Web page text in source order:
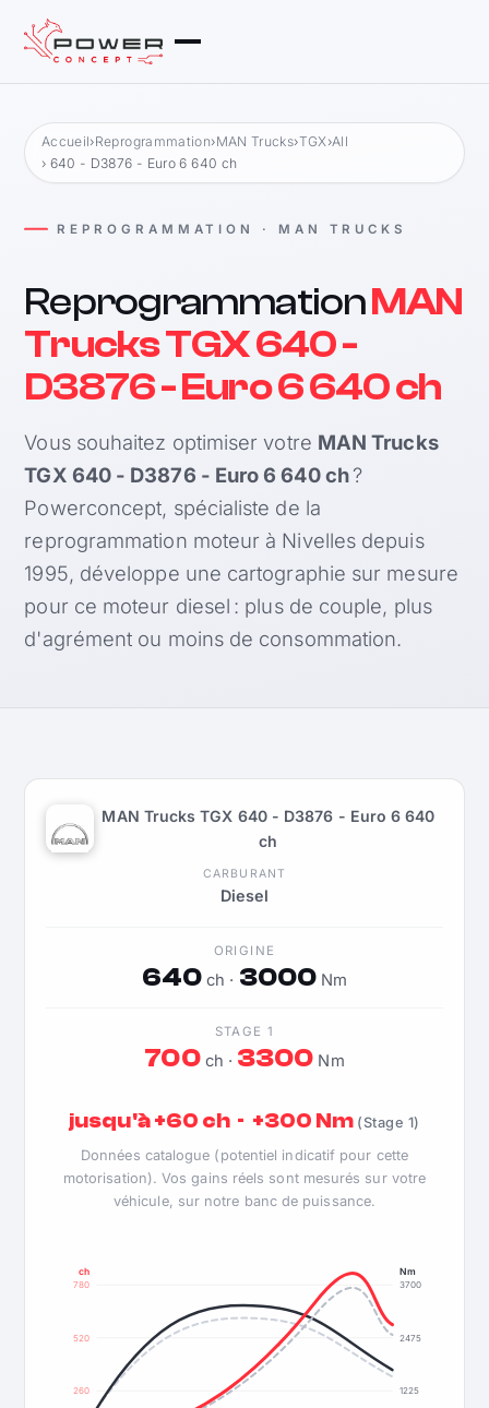
Accueil›Reprogrammation›MAN Trucks›TGX›All
› 640 - D3876 - Euro 6 640 ch
REPROGRAMMATION · MAN TRUCKS
ReprogrammationMAN
Trucks TGX 640 -
D3876 - Euro 6 640 ch
Vous souhaitez optimiser votre MAN Trucks
TGX 640 - D3876 - Euro 6 640 ch?
Powerconcept, spécialiste de la
reprogrammation moteur à Nivelles depuis
1995, développe une cartographie sur mesure
pour ce moteur diesel : plus de couple, plus
d'agrément ou moins de consommation.
MAN Trucks TGX 640 - D3876 - Euro 6 640
ch
CARBURANT
Diesel
ORIGINE
640 ch · 3000Nm
STAGE 1
700ch · 3300 Nm
jusqu'à +60 ch · +300 Nm (Stage 1)
Données catalogue (potentiel indicatif pour cette
motorisation). Vos gains réels sont mesurés sur votre
véhicule, sur notre banc de puissance.
260
520
780
1225
2475
3700
ch Nm